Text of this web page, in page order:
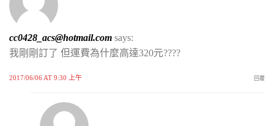
cc0428_acs@hotmail.com says:
我剛剛訂了 但運費為什麼高達320元????
2017/06/06 AT 9:30 上午 回覆